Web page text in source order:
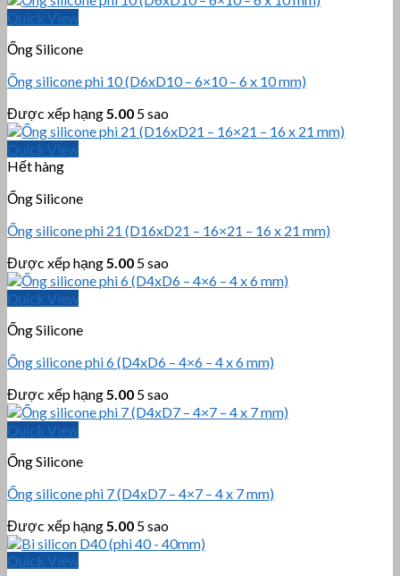
Quick View
Ống Silicone
Ống silicone phi 10 (D6xD10 – 6×10 – 6 x 10 mm)
Được xếp hạng 5.00 5 sao
Quick View
Hết hàng
Ống Silicone
Ống silicone phi 21 (D16xD21 – 16×21 – 16 x 21 mm)
Được xếp hạng 5.00 5 sao
Quick View
Ống Silicone
Ống silicone phi 6 (D4xD6 – 4×6 – 4 x 6 mm)
Được xếp hạng 5.00 5 sao
Quick View
Ống Silicone
Ống silicone phi 7 (D4xD7 – 4×7 – 4 x 7 mm)
Được xếp hạng 5.00 5 sao
Quick View